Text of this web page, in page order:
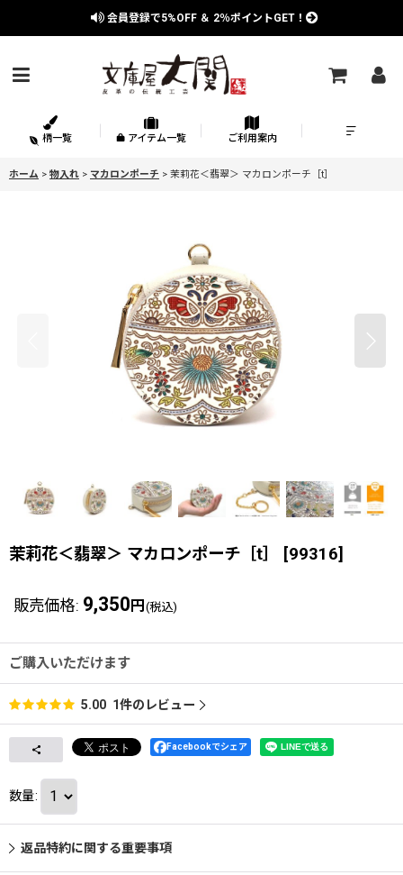
会員登録で5%OFF ＆ 2％ポイントGET！
柄一覧 アイテム一覧 ご利用案内
ホーム > 物入れ > マカロンポーチ > 茉莉花＜翡翠＞ マカロンポーチ［t］
茉莉花＜翡翠＞ マカロンポーチ［t］ [99316]
販売価格: 9,350 円 (税込)
ご購入いただけます
5.00 1件のレビュー
Facebookでシェア
数量:
返品特約に関する重要事項